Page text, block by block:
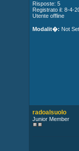
Risposte: 5
Registrato il: 8-4-
Utente offline
Modalit�: Not Set
radoalsuolo
Junior Member